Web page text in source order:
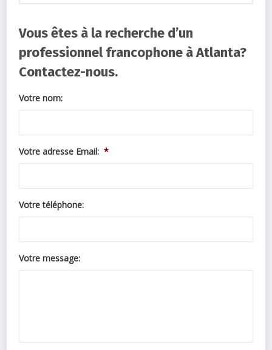
Vous êtes à la recherche d’un
professionnel francophone à Atlanta?
Contactez-nous.
Votre nom:
Votre adresse Email: *
Votre téléphone:
Votre message: